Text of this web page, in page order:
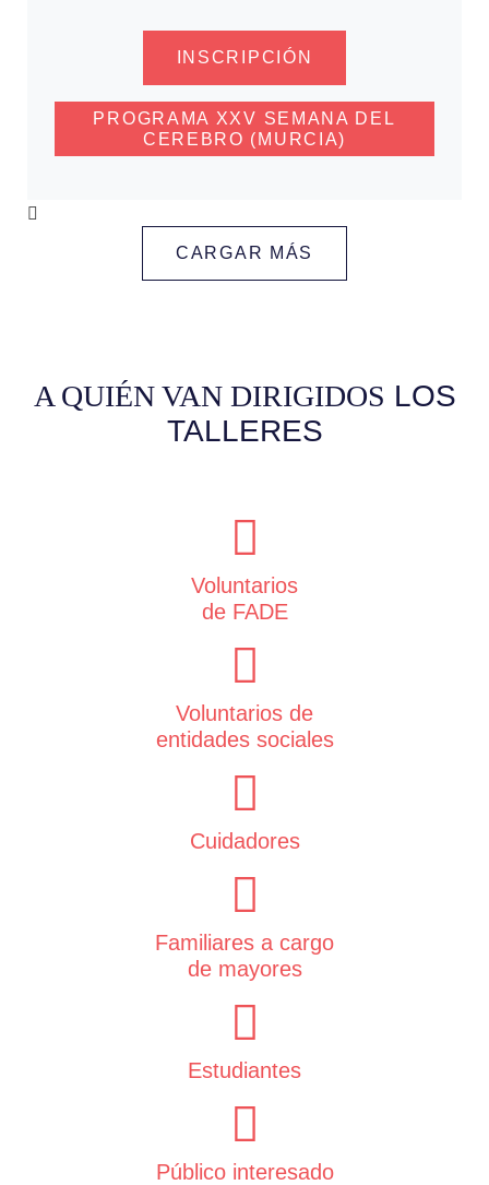
INSCRIPCIÓN
PROGRAMA XXV SEMANA DEL
CEREBRO (MURCIA)
CARGAR MÁS
A QUIÉN VAN DIRIGIDOS LOS
TALLERES
Voluntarios
de FADE
Voluntarios de
entidades sociales
Cuidadores
Familiares a cargo
de mayores
Estudiantes
Público interesado